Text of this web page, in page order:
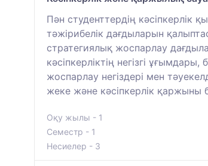
Пән студенттердің
тәжірибелік дағдыларын
стратегиялық жоспарлау
кәсіпкерліктің негізгі
жоспарлау негіздері мен
жеке және кәсіпкерлік қаржыны
Оқу жылы - 1
Семестр - 1
Несиелер - 3